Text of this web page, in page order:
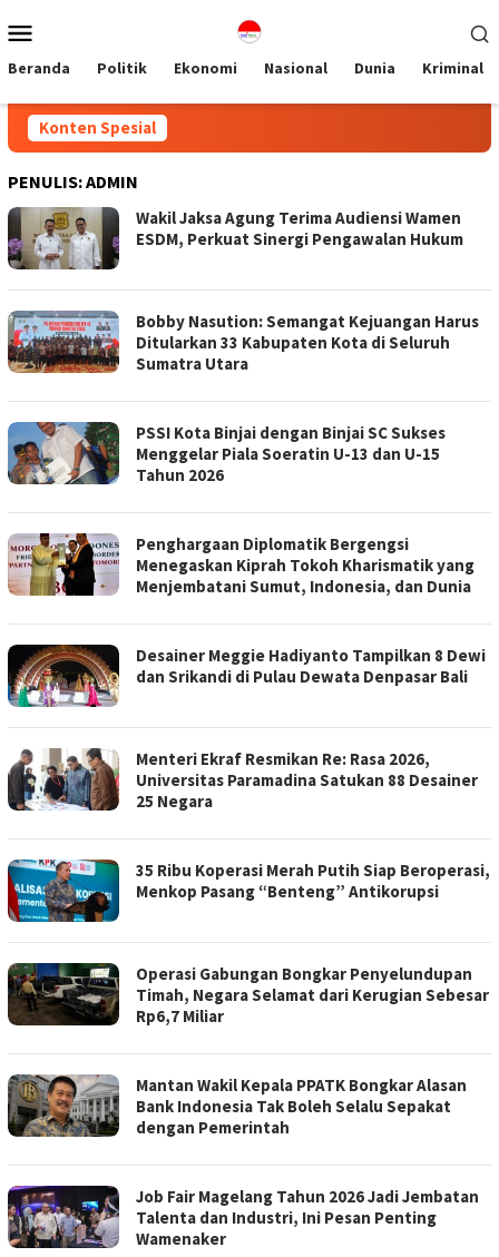
ke
Mobile
Beranda Politik Ekonomi Nasional Dunia Kriminal
Konten Spesial
PENULIS:ADMIN
Wakil Jaksa Agung Terima Audiensi Wamen
ESDM, Perkuat Sinergi Pengawalan Hukum
Bobby Nasution: Semangat Kejuangan Harus
Ditularkan 33 Kabupaten Kota di Seluruh
Sumatra Utara
PSSI Kota Binjai dengan Binjai SC Sukses
Menggelar Piala Soeratin U-13 dan U-15
Tahun 2026
Penghargaan Diplomatik Bergengsi
Menegaskan Kiprah Tokoh Kharismatik yang
Menjembatani Sumut, Indonesia, dan Dunia
Desainer Meggie Hadiyanto Tampilkan 8 Dewi
dan Srikandi di Pulau Dewata Denpasar Bali
Menteri Ekraf Resmikan Re: Rasa 2026,
Universitas Paramadina Satukan 88 Desainer
25 Negara
35 Ribu Koperasi Merah Putih Siap Beroperasi,
Menkop Pasang “Benteng” Antikorupsi
Operasi Gabungan Bongkar Penyelundupan
Timah, Negara Selamat dari Kerugian Sebesar
Rp6,7 Miliar
Mantan Wakil Kepala PPATK Bongkar Alasan
Bank Indonesia Tak Boleh Selalu Sepakat
dengan Pemerintah
Job Fair Magelang Tahun 2026 Jadi Jembatan
Talenta dan Industri, Ini Pesan Penting
Wamenaker